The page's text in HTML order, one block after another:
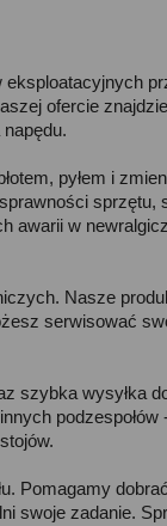
ofercie
pyłem i
sprzętu,
awarii w
Nasze
serwisować
szybka wysyłka
Pomagamy
swoje zadanie.